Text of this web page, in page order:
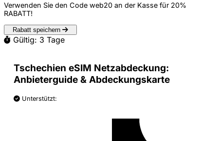
Verwenden Sie den Code web20 an der Kasse für 20%
RABATT!
Rabatt speichern
Gültig: 3 Tage
Tschechien eSIM Netzabdeckung:
Anbieterguide & Abdeckungskarte
Unterstützt: